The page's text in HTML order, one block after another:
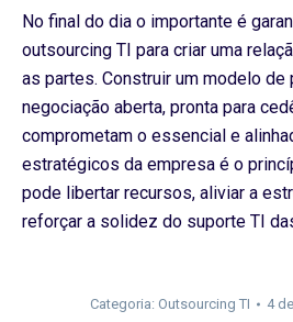
No final do dia o importante é
outsourcing TI para criar uma
as partes. Construir um modelo de
negociação aberta, pronta para
comprometam o essencial e
estratégicos da empresa é o
pode libertar recursos, aliviar a
reforçar a solidez do suporte TI
Categoria: Outsourcing TI 4